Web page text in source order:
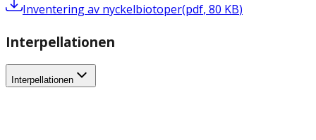
Inventering av nyckelbiotoper(pdf, 80 KB)
Interpellationen
Interpellationen